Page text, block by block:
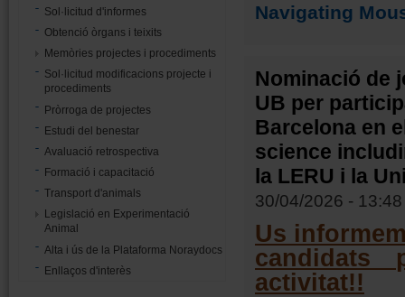
Sol·licitud d'informes
Obtenció òrgans i teixits
Memòries projectes i procediments
Sol·licitud modificacions projecte i
procediments
Pròrroga de projectes
Estudi del benestar
Avaluació retrospectiva
Formació i capacitació
Transport d'animals
Legislació en Experimentació
Animal
Alta i ús de la Plataforma Noraydocs
Enllaços d'interès
Navigating
Nominació de
UB per
Barcelona en
science
la LERU i la
30/04/2026 - 13:48
Us
candidats
activitat!!